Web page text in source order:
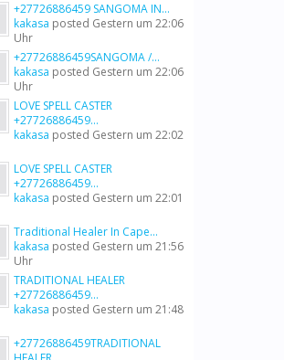
+27726886459 SANGOMA IN...
kakasa posted Gestern um 22:06
Uhr
+27726886459SANGOMA /...
kakasa posted Gestern um 22:06
Uhr
LOVE SPELL CASTER
+27726886459...
kakasa posted Gestern um 22:02
LOVE SPELL CASTER
+27726886459...
kakasa posted Gestern um 22:01
Traditional Healer In Cape...
kakasa posted Gestern um 21:56
Uhr
TRADITIONAL HEALER
+27726886459...
kakasa posted Gestern um 21:48
+27726886459TRADITIONAL